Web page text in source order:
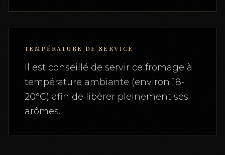
TEMPÉRATURE DE SERVICE
Il est conseillé de servir ce fromage à
température ambiante (environ 18-
20°C) afin de libérer pleinement ses
arômes.